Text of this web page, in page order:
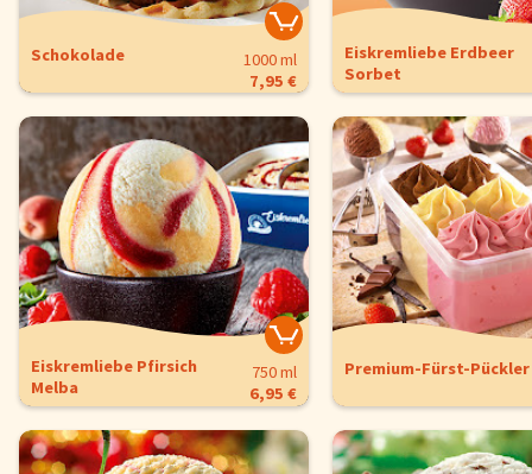
Schokolade
1000 ml
7,95 €
Eiskremliebe Erdbeer
Sorbet
Eiskremliebe Pfirsich
Melba
750 ml
6,95 €
Premium-Fürst-Pückler